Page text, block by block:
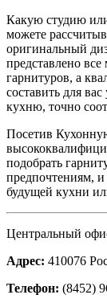
Какую студию
можете
оригинальный
представлено
гарнитуров, а
составить для
кухню, точно
Посетив
подобрать
предпочтениям,
будущей кухни
Центральный
Адрес: 410076
Телефон: (8452)